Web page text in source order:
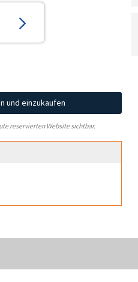
und einzukaufen
reservierten Website sichtbar.